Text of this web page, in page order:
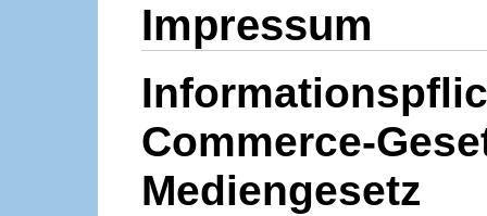
Impressum
Commerce-
Mediengesetz